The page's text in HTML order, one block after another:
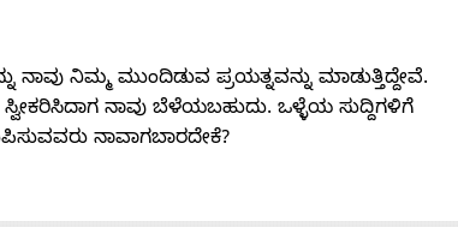
ನಾವು ನಿಮ್ಮ ಮುಂದಿಡುವ ಪ್ರಯತ್ನವನ್ನು ಮಾಡುತ್ತಿದ್ದೇವೆ.
ಸ್ವೀಕರಿಸಿದಾಗ ನಾವು ಬೆಳೆಯಬಹುದು. ಒಳ್ಳೆಯ ಸುದ್ದಿಗಳಿಗೆ
ನಾವಾಗಬಾರದೇಕೆ?